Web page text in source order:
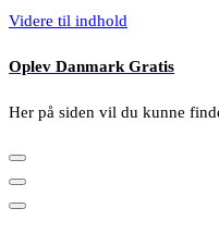
Videre til indhold
Oplev Danmark Gratis
Her på siden vil du kunne